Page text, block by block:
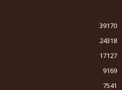
39170
24318
17127
9169
7541